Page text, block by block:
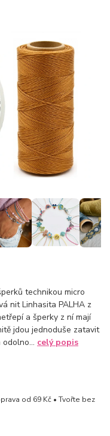
technikou micro
nit Linhasita PALHA z
a šperky z ní mají
jdou jednoduše zatavit
celý popis
od 69 Kč • Tvořte bez